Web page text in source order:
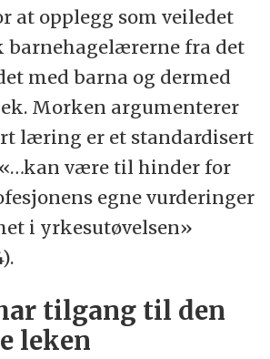
at opplegg som veiledet
barnehagelærerne fra det
med barna og dermed
Morken argumenterer
læring er et standardisert
være til hinder for
egne vurderinger
i yrkesutøvelsen»
tilgang til den
leken